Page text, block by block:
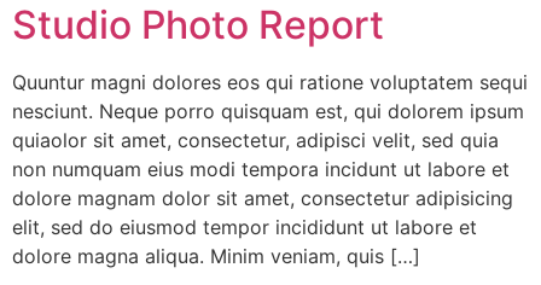
Studio Photo Report
Quuntur magni dolores eos qui ratione voluptatem sequi
nesciunt. Neque porro quisquam est, qui dolorem ipsum
quiaolor sit amet, consectetur, adipisci velit, sed quia
non numquam eius modi tempora incidunt ut labore et
dolore magnam dolor sit amet, consectetur adipisicing
elit, sed do eiusmod tempor incididunt ut labore et
dolore magna aliqua. Minim veniam, quis […]